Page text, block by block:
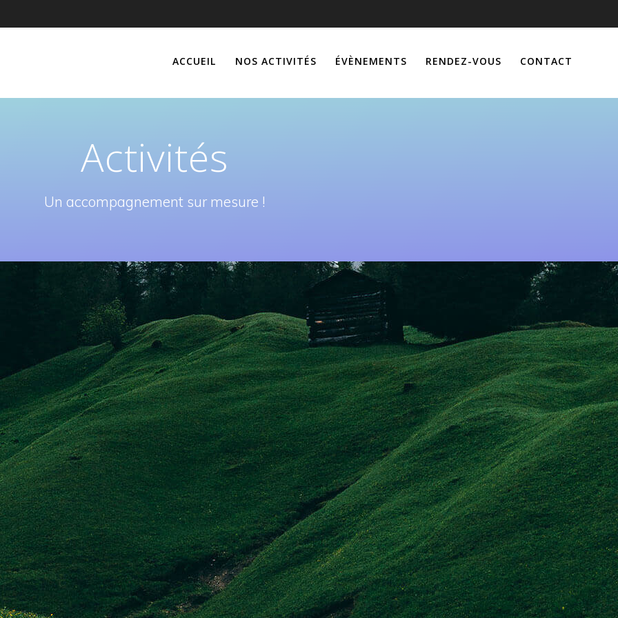
ACCUEIL NOS ACTIVITÉS ÉVÈNEMENTS RENDEZ-VOUS CONTACT
Activités
Un accompagnement sur mesure !